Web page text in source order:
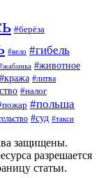
#берёза
#вело #гибель
#животное
#кража #литва
#налог
#польша
#суд #такси
защищены.
разрешается
статьи.